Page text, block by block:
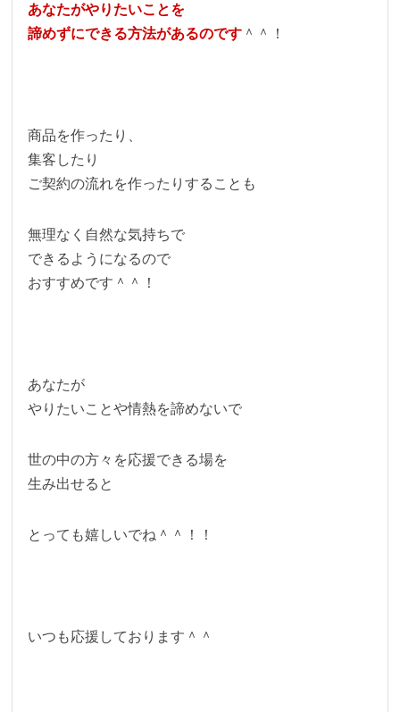
あなたがやりたいことを
諦めずにできる方法があるのです ＾＾！
商品を作ったり、
集客したり
ご契約の流れを作ったりすることも
無理なく自然な気持ちで
できるようになるので
おすすめです＾＾！
あなたが
やりたいことや情熱を諦めないで
世の中の方々を応援できる場を
生み出せると
とっても嬉しいでね＾＾！！
いつも応援しております＾＾